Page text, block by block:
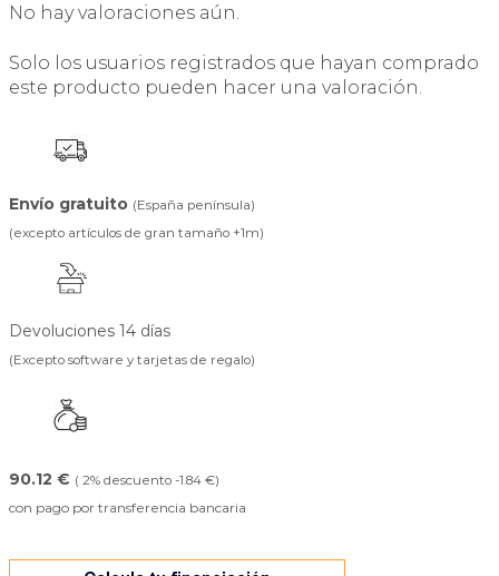
No hay valoraciones aún.
Solo los usuarios registrados que hayan comprado
este producto pueden hacer una valoración.
Envío gratuito (España península)
(excepto artículos de gran tamaño +1m)
Devoluciones 14 días
(Excepto software y tarjetas de regalo)
90.12 € ( 2% descuento -1.84 €)
con pago por transferencia bancaria